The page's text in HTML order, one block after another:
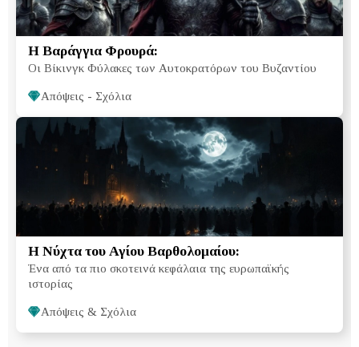
Η Βαράγγια Φρουρά:
Οι Βίκινγκ Φύλακες των Αυτοκρατόρων του Βυζαντίου
Απόψεις - Σχόλια
Η Νύχτα του Αγίου Βαρθολομαίου:
Ένα από τα πιο σκοτεινά κεφάλαια της ευρωπαϊκής
ιστορίας
Απόψεις & Σχόλια